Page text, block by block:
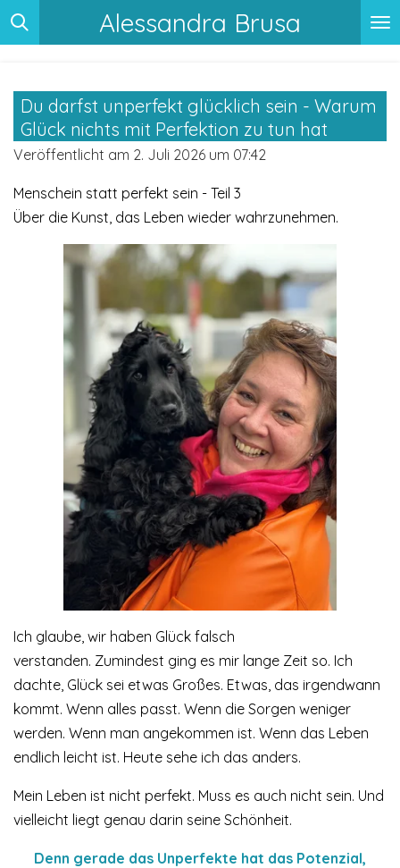
Zum
Hauptinhalt
Alessandra Brusa
Du darfst unperfekt glücklich sein - Warum
Glück nichts mit Perfektion zu tun hat
Veröffentlicht am 2. Juli 2026 um 07:42
Menschein statt perfekt sein - Teil 3
Über die Kunst, das Leben wieder wahrzunehmen.
Ich glaube, wir haben Glück falsch
verstanden. Zumindest ging es mir lange Zeit so. Ich
dachte, Glück sei etwas Großes. Etwas, das irgendwann
kommt. Wenn alles passt. Wenn die Sorgen weniger
werden. Wenn man angekommen ist. Wenn das Leben
endlich leicht ist. Heute sehe ich das anders.
Mein Leben ist nicht perfekt. Muss es auch nicht sein. Und
vielleicht liegt genau darin seine Schönheit.
Denn gerade das Unperfekte hat das Potenzial,